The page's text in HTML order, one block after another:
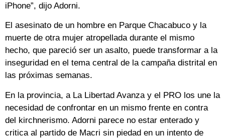
iPhone”, dijo Adorni.
El asesinato de un hombre en Parque Chacabuco y la
muerte de otra mujer atropellada durante el mismo
hecho, que pareció ser un asalto, puede transformar a la
inseguridad en el tema central de la campaña distrital en
las próximas semanas.
En la provincia, a La Libertad Avanza y el PRO los une la
necesidad de confrontar en un mismo frente en contra
del kirchnerismo. Adorni parece no estar enterado y
critica al partido de Macri sin piedad en un intento de